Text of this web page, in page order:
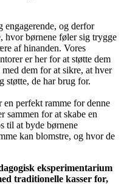
og derfor
hvor børnene føler sig trygge
af hinanden. Vores
er her for at støtte dem
dem for at sikre, at hver
støtte, de har brug for.
perfekt ramme for denne
sammen for at skabe en
til at byde børnene
kan blomstre, og hvor de
eksperimentarium
traditionelle kasser for,